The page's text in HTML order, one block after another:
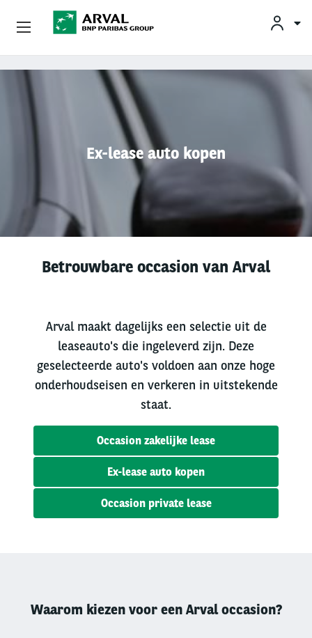
Overslaan en naar de inhoud gaan
Ex-lease auto kopen
Betrouwbare occasion van Arval
Arval maakt dagelijks een selectie uit de
leaseauto's die ingeleverd zijn. Deze
geselecteerde auto's voldoen aan onze hoge
onderhoudseisen en verkeren in uitstekende
staat.
Occasion zakelijke lease
Ex-lease auto kopen
Occasion private lease
Waarom kiezen voor een Arval occasion?
Zakelijk Leasen
Klantenservice